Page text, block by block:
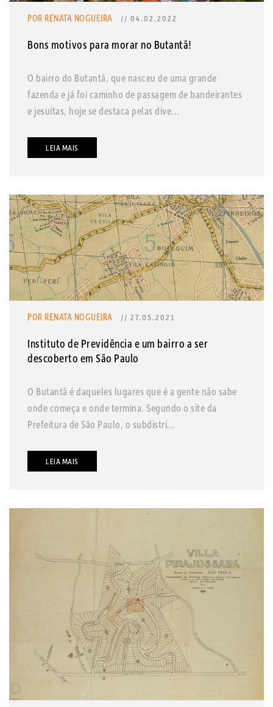
POR RENATA NOGUEIRA // 04.02.2022
Bons motivos para morar no Butantã!
O bairro do Butantã, que nasceu de uma grande
fazenda e já foi caminho de passagem de bandeirantes
e jesuítas, hoje se destaca pelas dive...
LEIA MAIS
POR RENATA NOGUEIRA // 27.05.2021
Instituto de Previdência e um bairro a ser
descoberto em São Paulo
O Butantã é daqueles lugares que é a gente não sabe
onde começa e onde termina. Segundo o site da
Prefeitura de São Paulo, o subdistri...
LEIA MAIS